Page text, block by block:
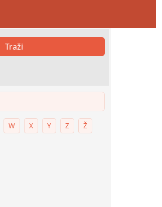
Traži
W X Y Z Ž